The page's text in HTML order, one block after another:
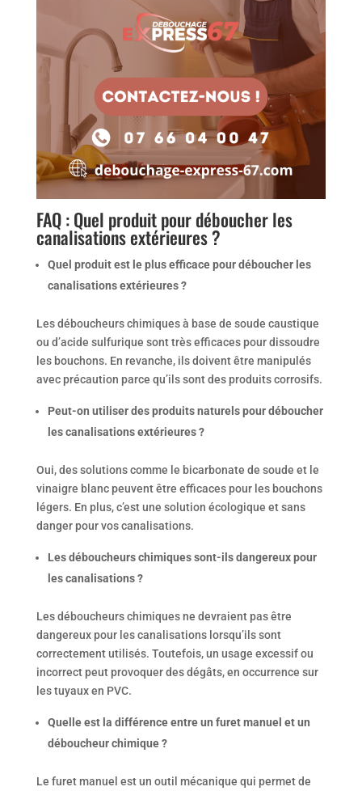
FAQ : Quel produit pour déboucher les
canalisations extérieures ?
Quel produit est le plus efficace pour déboucher les
canalisations extérieures ?
Les déboucheurs chimiques à base de soude caustique
ou d’acide sulfurique sont très efficaces pour dissoudre
les bouchons. En revanche, ils doivent être manipulés
avec précaution parce qu’ils sont des produits corrosifs.
Peut-on utiliser des produits naturels pour déboucher
les canalisations extérieures?
Oui, des solutions comme le bicarbonate de soude et le
vinaigre blanc peuvent être efficaces pour les bouchons
légers. En plus, c’est une solution écologique et sans
danger pour vos canalisations.
Les déboucheurs chimiques sont-ils dangereux pour
les canalisations ?
Les déboucheurs chimiques ne devraient pas être
dangereux pour les canalisations lorsqu’ils sont
correctement utilisés. Toutefois, un usage excessif ou
incorrect peut provoquer des dégâts, en occurrence sur
les tuyaux en PVC.
Quelle est la différence entre un furet manuel et un
déboucheur chimique ?
Le furet manuel est un outil mécanique qui permet de